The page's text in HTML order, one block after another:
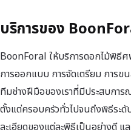
บริการของ
BoonForal ให้บริการดอกไม้พิธี
การออกแบบ การจัดเตรียม การ
ทีมช่างฝีมือของเราที่มีประสบกา
ตั้งแต่ครอบครัวทั่วไปจนถึงพิธีระดั
ละเอียดของแต่ละพิธีเป็นอย่างดี